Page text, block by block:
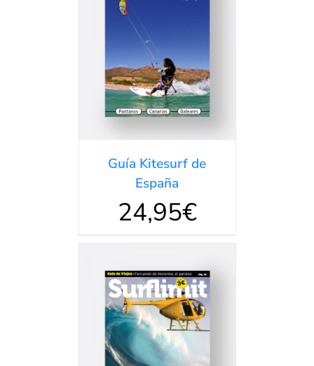
AÑADIR AL
CARRITO
DETALLES
Guía Kitesurf de
España
24,95€
DETALLES